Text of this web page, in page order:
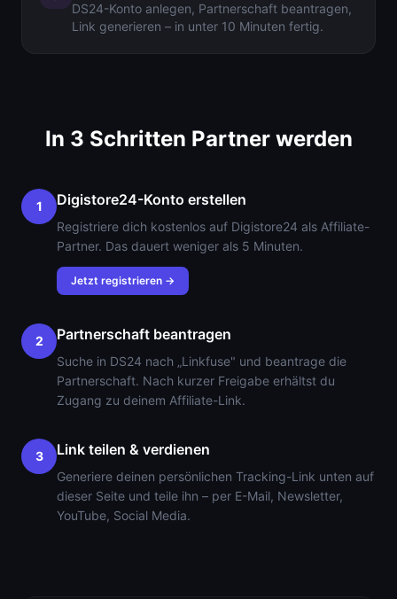
DS24-Konto anlegen, Partnerschaft beantragen,
Link generieren – in unter 10 Minuten fertig.
In 3 Schritten Partner werden
1 Digistore24-Konto erstellen
Registriere dich kostenlos auf Digistore24 als Affiliate-
Partner. Das dauert weniger als 5 Minuten.
Jetzt registrieren →
2 Partnerschaft beantragen
Suche in DS24 nach „Linkfuse" und beantrage die
Partnerschaft. Nach kurzer Freigabe erhältst du
Zugang zu deinem Affiliate-Link.
3 Link teilen & verdienen
Generiere deinen persönlichen Tracking-Link unten auf
dieser Seite und teile ihn – per E-Mail, Newsletter,
YouTube, Social Media.